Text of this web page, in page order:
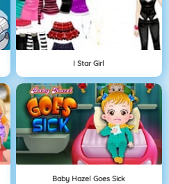
I Star Girl
Baby Hazel Goes Sick